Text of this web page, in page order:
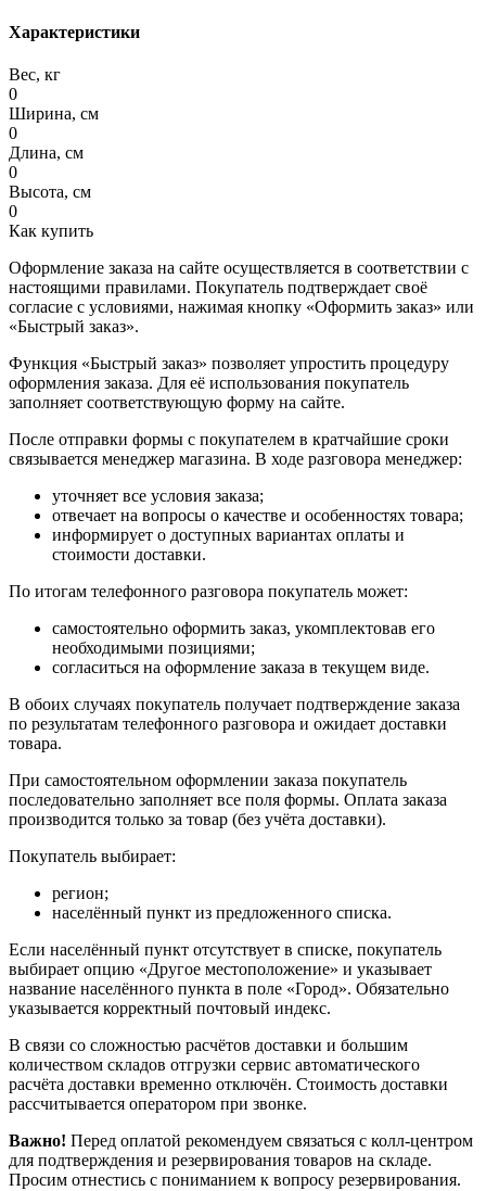
Характеристики
Вес, кг
0
Ширина, см
0
Длина, см
0
Высота, см
0
Как купить
Оформление заказа на сайте осуществляется в соответствии с
настоящими правилами. Покупатель подтверждает своё
согласие с условиями, нажимая кнопку «Оформить заказ» или
«Быстрый заказ».
Функция «Быстрый заказ» позволяет упростить процедуру
оформления заказа. Для её использования покупатель
заполняет соответствующую форму на сайте.
После отправки формы с покупателем в кратчайшие сроки
связывается менеджер магазина. В ходе разговора менеджер:
уточняет все условия заказа;
отвечает на вопросы о качестве и особенностях товара;
информирует о доступных вариантах оплаты и
стоимости доставки.
По итогам телефонного разговора покупатель может:
самостоятельно оформить заказ, укомплектовав его
необходимыми позициями;
согласиться на оформление заказа в текущем виде.
В обоих случаях покупатель получает подтверждение заказа
по результатам телефонного разговора и ожидает доставки
товара.
При самостоятельном оформлении заказа покупатель
последовательно заполняет все поля формы. Оплата заказа
производится только за товар (без учёта доставки).
Покупатель выбирает:
регион;
населённый пункт из предложенного списка.
Если населённый пункт отсутствует в списке, покупатель
выбирает опцию «Другое местоположение» и указывает
название населённого пункта в поле «Город». Обязательно
указывается корректный почтовый индекс.
В связи со сложностью расчётов доставки и большим
количеством складов отгрузки сервис автоматического
расчёта доставки временно отключён. Стоимость доставки
рассчитывается оператором при звонке.
Важно! Перед оплатой рекомендуем связаться с колл‑центром
для подтверждения и резервирования товаров на складе.
Просим отнестись с пониманием к вопросу резервирования.